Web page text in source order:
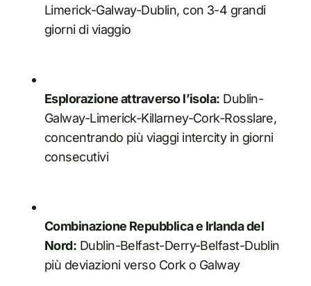
Limerick-Galway-Dublin, con 3-4 grandi
giorni di viaggio
Esplorazione attraverso l’isola: Dublin-
Galway-Limerick-Killarney-Cork-Rosslare,
concentrando più viaggi intercity in giorni
consecutivi
Combinazione Repubblica e Irlanda del
Nord: Dublin-Belfast-Derry-Belfast-Dublin
più deviazioni verso Cork o Galway